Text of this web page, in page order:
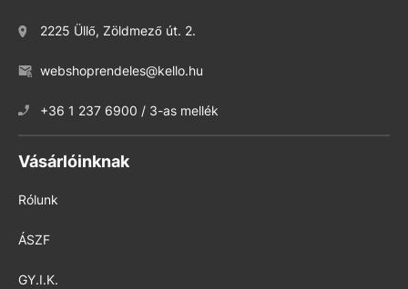
2225 Üllő, Zöldmező út. 2.
webshoprendeles@kello.hu
+36 1 237 6900 / 3-as mellék
Vásárlóinknak
Rólunk
ÁSZF
GY.I.K.